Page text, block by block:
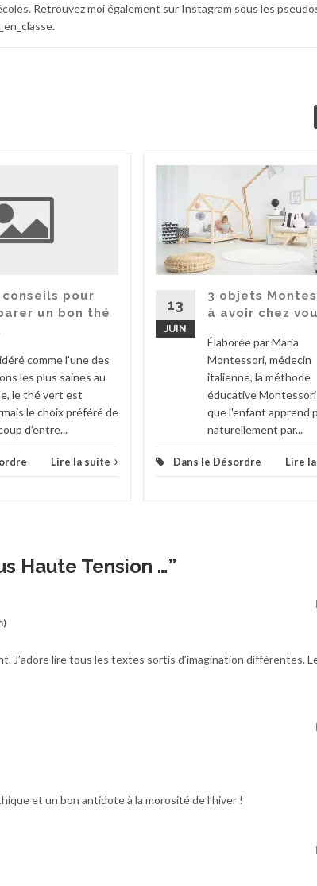
Retrouvez moi également sur Instagram sous les
conseils pour
un bon thé
comme l'une des
les plus saines au
le thé vert est
le choix préféré de
d’entre...
Lire la suite
13
JUIN
3 objets
à avoir chez
Élaborée par Maria
Montessori, médecin
italienne, la méthode
éducative
que l'enfant apprend
naturellement par...
Dans le Désordre Lire
Haute Tension …”
J’adore lire tous les textes sortis d’imagination différentes.
et un bon antidote à la morosité de l’hiver !